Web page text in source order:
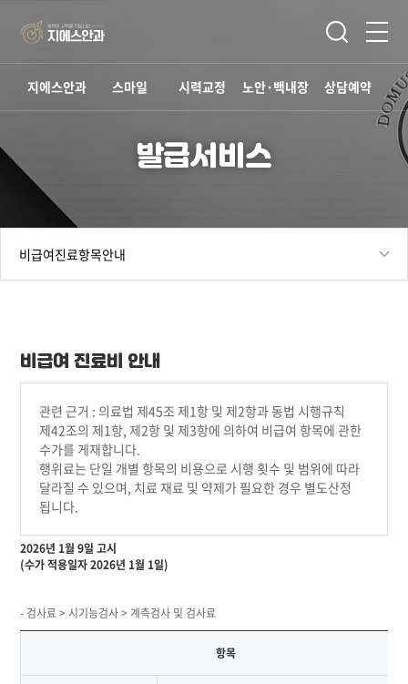
지에스안과 스마일 시력교정 노안·백내장 상담예약
발급서비스
비급여 진료비 안내
관련 근거 : 의료법 제45조 제1항 및 제2항과 동법 시행규칙
제42조의 제1항, 제2항 및 제3항에 의하여 비급여 항목에 관한
수가를 게재합니다.
행위료는 단일 개별 항목의 비용으로 시행 횟수 및 범위에 따라
달라질 수 있으며, 치료 재료 및 약제가 필요한 경우 별도산정
됩니다.
2026년 1월 9일 고시
(수가 적용일자 2026년 1월 1일)
- 검사료 > 시기능검사 > 계측검사 및 검사료
항목